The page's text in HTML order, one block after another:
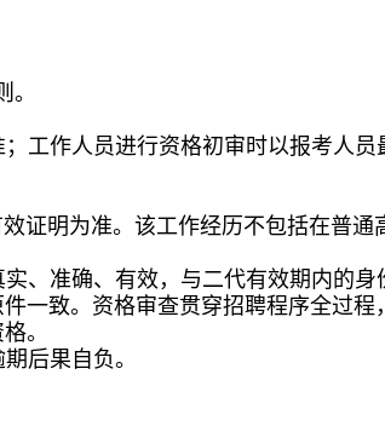
工作人员进行资格初审时以报考人员
证明为准。该工作经历不包括在普通
、准确、有效，与二代有效期内的身
一致。资格审查贯穿招聘程序全过程
。
后果自负。